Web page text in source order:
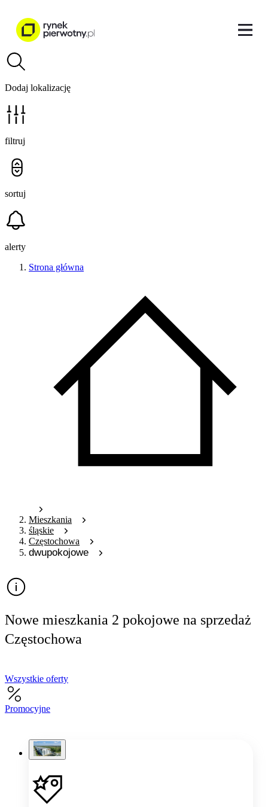
Dodaj lokalizację
filtruj
sortuj
alerty
Strona główna
Mieszkania
śląskie
Częstochowa
dwupokojowe
Nowe mieszkania 2 pokojowe na sprzedaż
Częstochowa
Wszystkie oferty
Promocyjne